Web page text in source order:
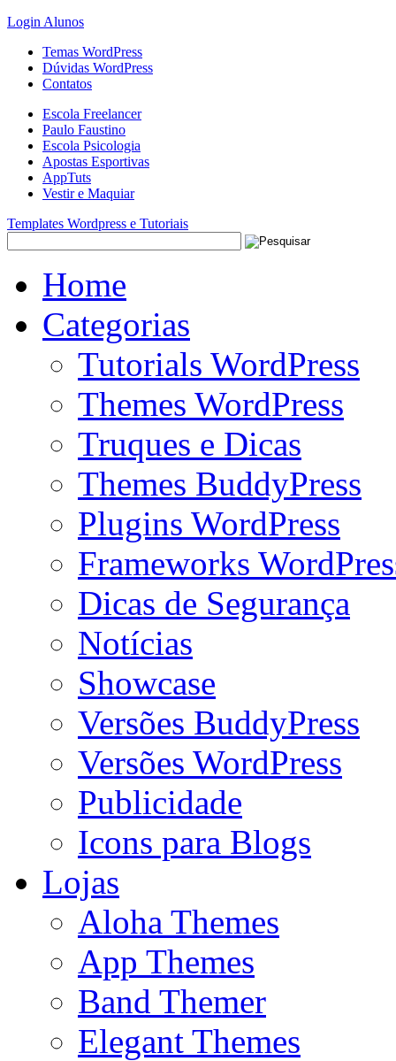
Login Alunos
Temas WordPress
Dúvidas WordPress
Contatos
Escola Freelancer
Paulo Faustino
Escola Psicologia
Apostas Esportivas
AppTuts
Vestir e Maquiar
Templates Wordpress e Tutoriais
Home
Categorias
Tutorials WordPress
Themes WordPress
Truques e Dicas
Themes BuddyPress
Plugins WordPress
Frameworks
Dicas de Segurança
Notícias
Showcase
Versões BuddyPress
Versões WordPress
Publicidade
Icons para Blogs
Lojas
Aloha Themes
App Themes
Band Themer
Elegant Themes